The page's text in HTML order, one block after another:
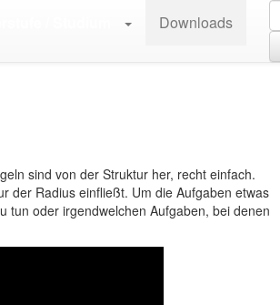
Downloads
T.06.07 | Kugeln
sind von der Struktur her, recht einfach.
der Radius einfließt. Um die Aufgaben etwas
tun oder irgendwelchen Aufgaben, bei denen